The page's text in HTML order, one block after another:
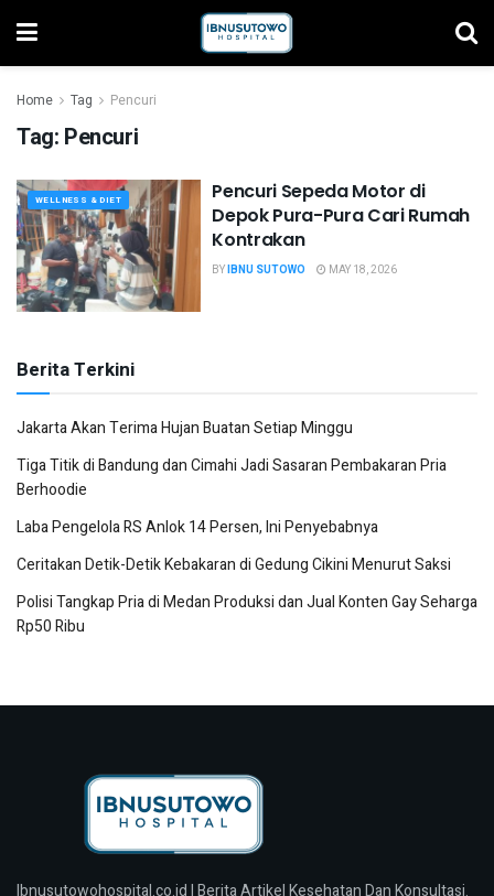
Home Tag Pencuri
Tag: Pencuri
WELLNESS & DIET
Pencuri Sepeda Motor di
Depok Pura-Pura Cari Rumah
Kontrakan
BYIBNU SUTOWO MAY 18, 2026
Berita Terkini
Jakarta Akan Terima Hujan Buatan Setiap Minggu
Tiga Titik di Bandung dan Cimahi Jadi Sasaran Pembakaran Pria
Berhoodie
Laba Pengelola RS Anlok 14 Persen, Ini Penyebabnya
Ceritakan Detik-Detik Kebakaran di Gedung Cikini Menurut Saksi
Polisi Tangkap Pria di Medan Produksi dan Jual Konten Gay Seharga
Rp50 Ribu
Ibnusutowohospital.co.id | Berita Artikel Kesehatan Dan Konsultasi.